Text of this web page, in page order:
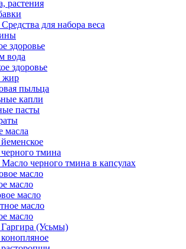
растения
для набора веса
здоровье
вода
здоровье
жир
пыльца
капли
пасты
масла
тмина
Масло черного тмина в капсулах
масло
масло
масло
масло
масло
(Усьмы)